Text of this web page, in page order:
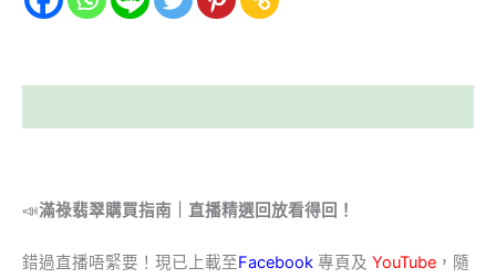
📣滿祿翡翠購買指南｜直播精選回放看得回！
錯過直播唔緊要！現已上載至Facebook 專頁及 YouTube ，隨